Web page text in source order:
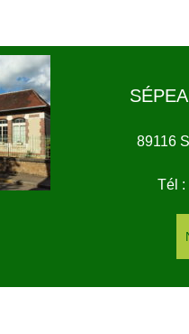
89116
Tél :